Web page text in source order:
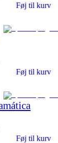
Føj til kurv
Føj til kurv
Føj til kurv